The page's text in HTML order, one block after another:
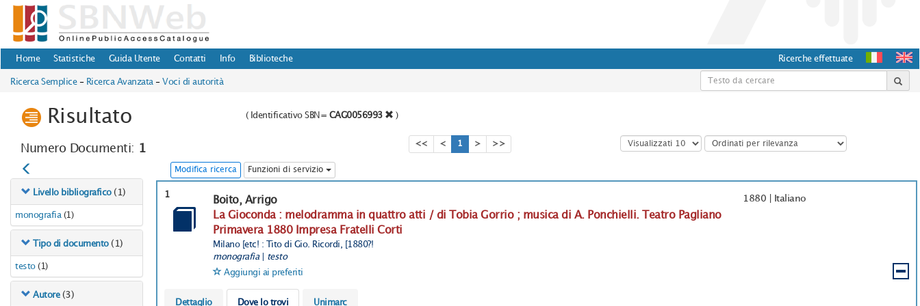
Home Statistiche Guida Utente Contatti Info Biblioteche Ricerche effettuate
Ricerca Semplice - Ricerca Avanzata - Voci di autorità
Risultato ( Identificativo SBN= CAG0056993 )
Numero Documenti: 1 << < 1 > >>
Modifica ricerca Funzioni di servizio
Livello bibliografico (1)
monografia (1)
Tipo di documento (1)
testo (1)
Autore (3)
1
Boito, Arrigo
La Gioconda : melodramma in quattro atti / di Tobia Gorrio ; musica di A. Ponchielli. Teatro Pagliano
Primavera 1880 Impresa Fratelli Corti
Milano [etc! : Tito di Gio. Ricordi, [1880?!
monografia| testo
1880 Italiano
Aggiungi ai preferiti
Dettaglio Dove lo trovi Unimarc